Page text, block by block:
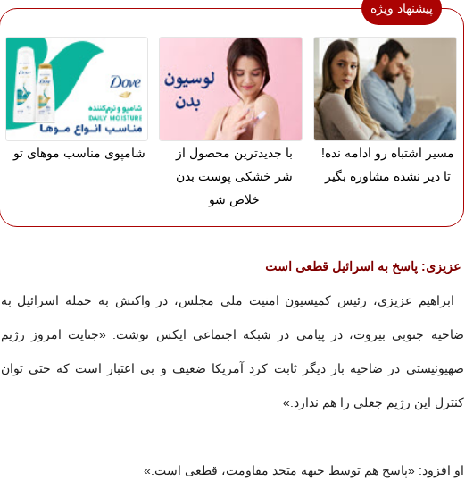
پیشنهاد ویژه
مسیر اشتباه رو ادامه نده!
تا دیر نشده مشاوره بگیر
با جدیدترین محصول از
شر خشکی پوست بدن
خلاص شو
شامپوی مناسب موهای تو
عزیزی: پاسخ به اسرائیل قطعی است
ابراهیم عزیزی، رئیس کمیسیون امنیت ملی مجلس، در واکنش به حمله اسرائیل به
ضاحیه جنوبی بیروت، در پیامی در شبکه اجتماعی ایکس نوشت: «جنایت امروز رژیم
صهیونیستی در ضاحیه بار دیگر ثابت کرد آمریکا ضعیف و بی اعتبار است که حتی توان
کنترل این رژیم جعلی را هم ندارد.»
او افزود: «پاسخ هم توسط جبهه متحد مقاومت، قطعی است.»